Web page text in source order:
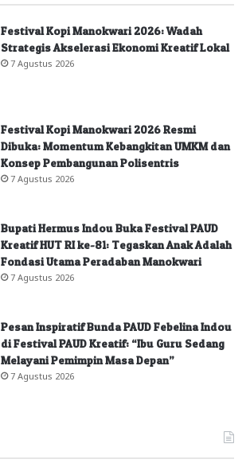
Festival Kopi Manokwari 2026: Wadah
Strategis Akselerasi Ekonomi Kreatif Lokal
7 Agustus 2026
Festival Kopi Manokwari 2026 Resmi
Dibuka: Momentum Kebangkitan UMKM dan
Konsep Pembangunan Polisentris
7 Agustus 2026
Bupati Hermus Indou Buka Festival PAUD
Kreatif HUT RI ke-81: Tegaskan Anak Adalah
Fondasi Utama Peradaban Manokwari
7 Agustus 2026
Pesan Inspiratif Bunda PAUD Febelina Indou
di Festival PAUD Kreatif: “Ibu Guru Sedang
Melayani Pemimpin Masa Depan”
7 Agustus 2026